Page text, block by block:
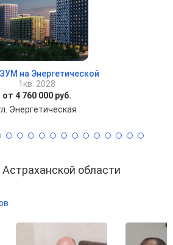
на Энергетической
1кв. 2028
от 4 760 000 руб.
Энергетическая
области